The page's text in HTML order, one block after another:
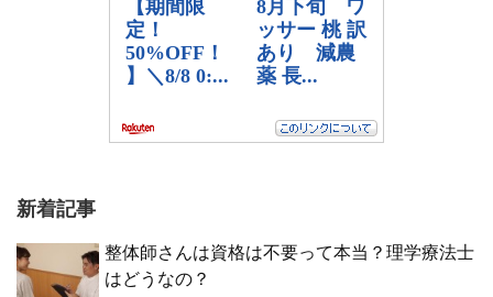
新着記事
整体師さんは資格は不要って本当？理学療法士
はどうなの？